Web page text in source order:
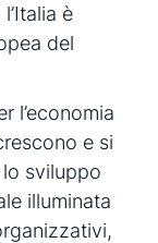
è
del
l’economia
e si
sviluppo
illuminata